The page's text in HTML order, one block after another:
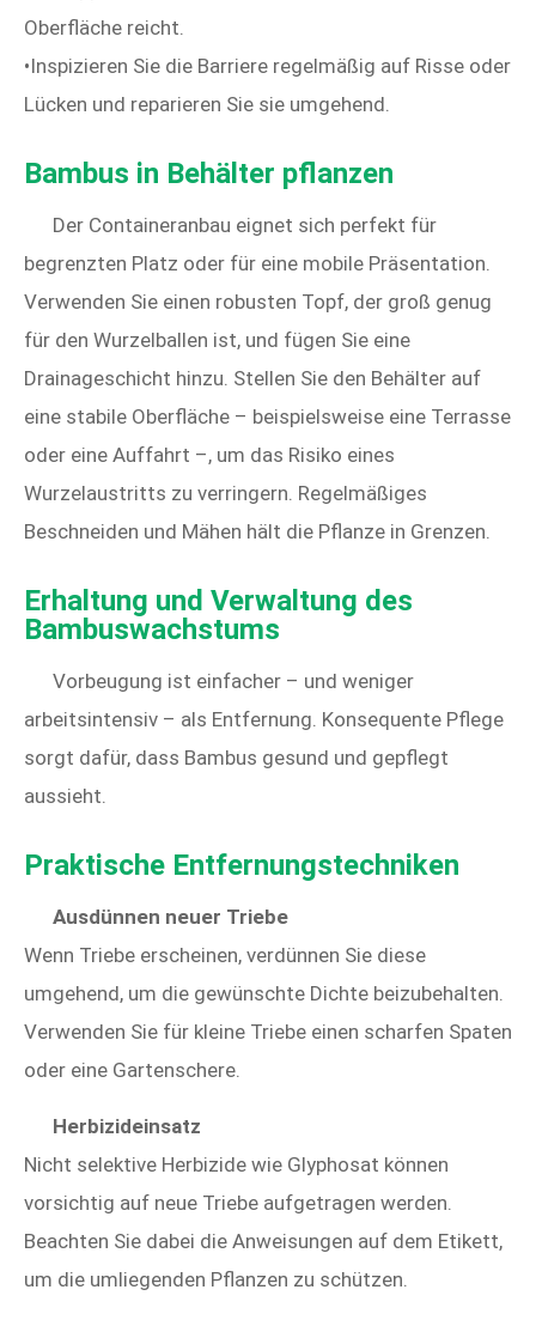
Oberfläche reicht.
•Inspizieren Sie die Barriere regelmäßig auf Risse oder
Lücken und reparieren Sie sie umgehend.
Bambus in Behälter pflanzen
Der Containeranbau eignet sich perfekt für
begrenzten Platz oder für eine mobile Präsentation.
Verwenden Sie einen robusten Topf, der groß genug
für den Wurzelballen ist, und fügen Sie eine
Drainageschicht hinzu. Stellen Sie den Behälter auf
eine stabile Oberfläche – beispielsweise eine Terrasse
oder eine Auffahrt –, um das Risiko eines
Wurzelaustritts zu verringern. Regelmäßiges
Beschneiden und Mähen hält die Pflanze in Grenzen.
Erhaltung und Verwaltung des
Bambuswachstums
Vorbeugung ist einfacher – und weniger
arbeitsintensiv – als Entfernung. Konsequente Pflege
sorgt dafür, dass Bambus gesund und gepflegt
aussieht.
Praktische Entfernungstechniken
Ausdünnen neuer Triebe
Wenn Triebe erscheinen, verdünnen Sie diese
umgehend, um die gewünschte Dichte beizubehalten.
Verwenden Sie für kleine Triebe einen scharfen Spaten
oder eine Gartenschere.
Herbizideinsatz
Nicht selektive Herbizide wie Glyphosat können
vorsichtig auf neue Triebe aufgetragen werden.
Beachten Sie dabei die Anweisungen auf dem Etikett,
um die umliegenden Pflanzen zu schützen.